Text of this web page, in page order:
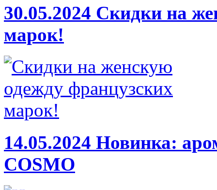
30.05.2024 Скидки на
марок!
14.05.2024 Новинка:
COSMO